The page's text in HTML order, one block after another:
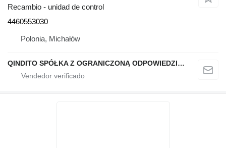
Recambio - unidad de control
4460553030
Polonia, Michałów
QINDITO SPÓŁKA Z OGRANICZONĄ ODPOWIEDZIALNOŚCIĄ